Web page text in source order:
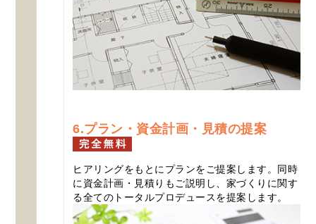
6.プラン・資金計画・見積の提案
ヒアリングをもとにプランをご提案します。同時
に資金計画・見積りもご説明し、家づくりに関す
る全てのトータルプロデュースを提案します。